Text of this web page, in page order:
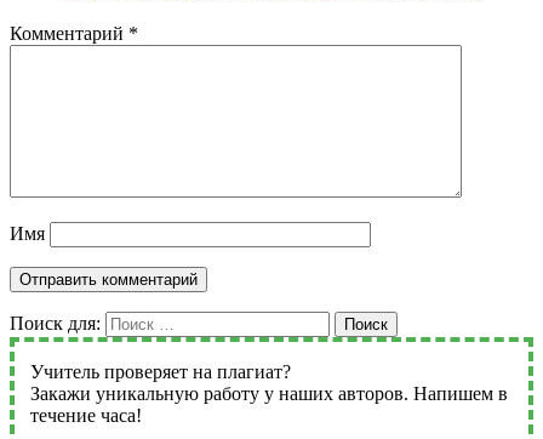
Комментарий *
Имя
Поиск для: Поиск
Учитель проверяет на плагиат?
Закажи уникальную работу у наших авторов. Напишем в
течение часа!